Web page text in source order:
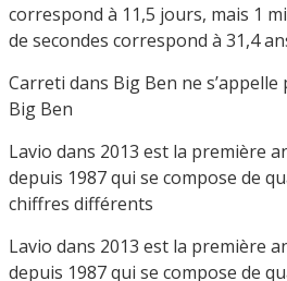
correspond à 11,5 jours, mais 1
de secondes correspond à 31,4
Carreti dans Big Ben ne s’appelle
Big Ben
Lavio dans 2013 est la première
depuis 1987 qui se compose de
chiffres différents
Lavio dans 2013 est la première
depuis 1987 qui se compose de